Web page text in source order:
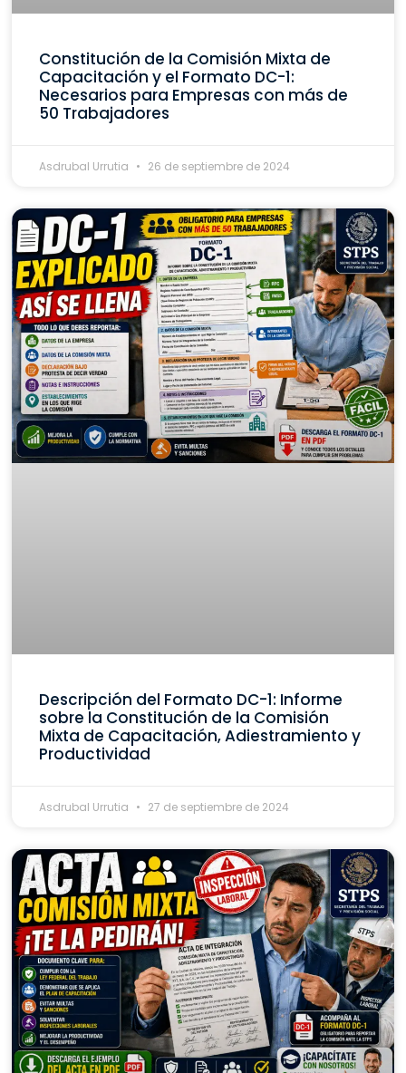
Constitución de la Comisión Mixta de
Capacitación y el Formato DC-1:
Necesarios para Empresas con más de
50 Trabajadores
Asdrubal Urrutia 26 de septiembre de 2024
Descripción del Formato DC-1: Informe
sobre la Constitución de la Comisión
Mixta de Capacitación, Adiestramiento y
Productividad
Asdrubal Urrutia 27 de septiembre de 2024